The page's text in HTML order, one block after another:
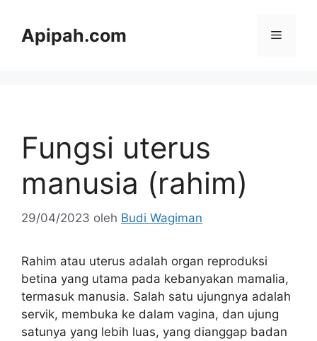
Apipah.com Menu
Fungsi uterus
manusia (rahim)
29/04/2023 oleh Budi Wagiman
Rahim atau uterus adalah organ reproduksi
betina yang utama pada kebanyakan mamalia,
termasuk manusia. Salah satu ujungnya adalah
servik, membuka ke dalam vagina, dan ujung
satunya yang lebih luas, yang dianggap badan